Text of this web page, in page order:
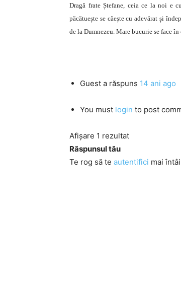
Dragă frate Ștefane, ceia ce la noi e
păcătuește se căește cu adevărat și
de la Dumnezeu. Mare bucurie se face
Guest a răspuns 14 ani ago
You must login to post
Afișare 1 rezultat
Răspunsul tău
Te rog să te autentifici mai